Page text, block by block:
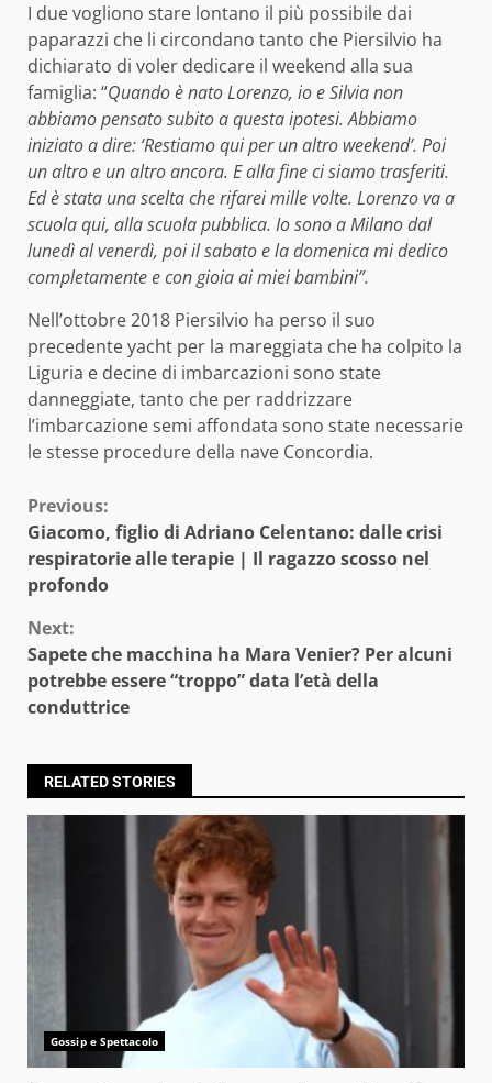
I due vogliono stare lontano il più possibile dai
paparazzi che li circondano tanto che Piersilvio ha
dichiarato di voler dedicare il weekend alla sua
famiglia: “Quando è nato Lorenzo, io e Silvia non
abbiamo pensato subito a questa ipotesi. Abbiamo
iniziato a dire: ‘Restiamo qui per un altro weekend’. Poi
un altro e un altro ancora. E alla fine ci siamo trasferiti.
Ed è stata una scelta che rifarei mille volte. Lorenzo va a
scuola qui, alla scuola pubblica. Io sono a Milano dal
lunedì al venerdì, poi il sabato e la domenica mi dedico
completamente e con gioia ai miei bambini”.
Nell’ottobre 2018 Piersilvio ha perso il suo
precedente yacht per la mareggiata che ha colpito la
Liguria e decine di imbarcazioni sono state
danneggiate, tanto che per raddrizzare
l’imbarcazione semi affondata sono state necessarie
le stesse procedure della nave Concordia.
Continue
Reading
Previous:
Giacomo, figlio di Adriano Celentano: dalle crisi
respiratorie alle terapie | Il ragazzo scosso nel
profondo
Next:
Sapete che macchina ha Mara Venier? Per alcuni
potrebbe essere “troppo” data l’età della
conduttrice
RELATED STORIES
Gossip e Spettacolo